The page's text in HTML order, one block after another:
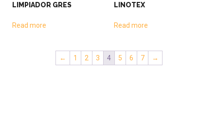
LIMPIADOR GRES
Read more
LINOTEX
Read more
← 1 2 3 4 5 6 7 →